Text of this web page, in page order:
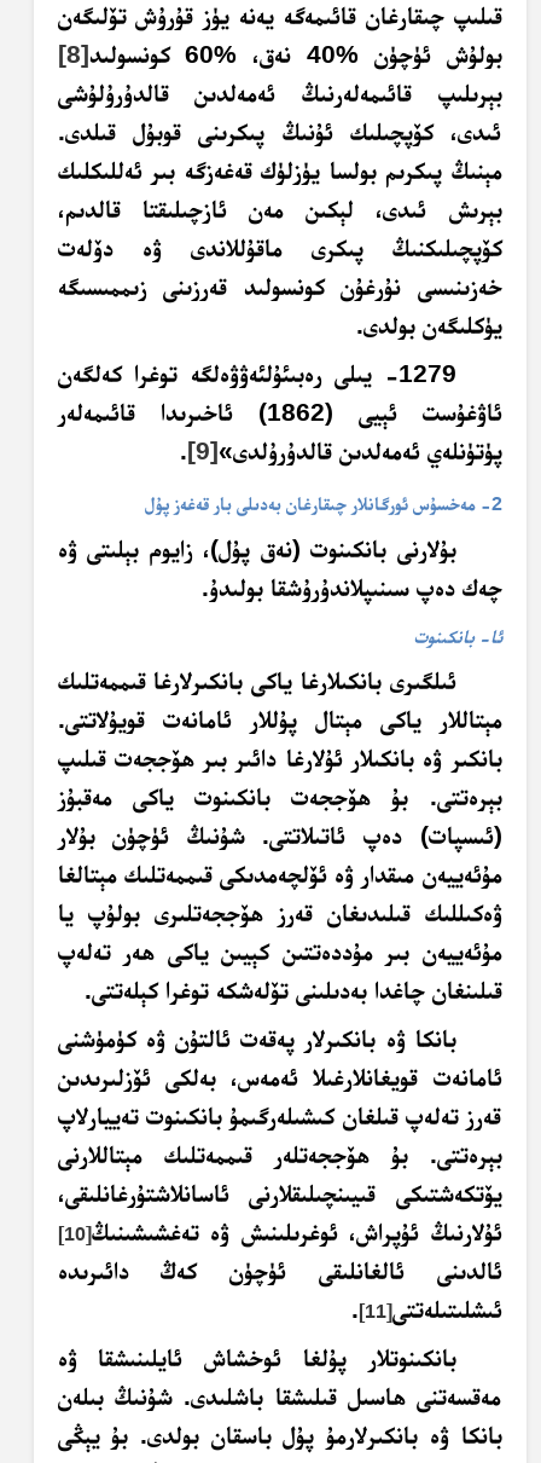
قىلىپ چىقارغان قائىمەگە يەنە يۈز قۇرۇش تۆلىگەن
بولۇش ئۈچۈن %40 نەق، %60 كونسولىد
[8]
بېرىلىپ قائىمەلەرنىڭ ئەمەلدىن قالدۇرۇلۇشى
ئىدى، كۆپچىلىك ئۇنىڭ پىكرىنى قوبۇل قىلدى.
مېنىڭ پىكرىم بولسا يۈزلۈك قەغەزگە بىر ئەللىكلىك
بېرىش ئىدى، لېكىن مەن ئازچىلىقتا قالدىم،
كۆپچىلىكنىڭ پىكرى ماقۇللاندى ۋە دۆلەت
خەزىنىسى نۇرغۇن كونسولىد قەرزىنى زىممىسىگە
يۈكلىگەن بولدى.
1279- يىلى رەبىئۇلئەۋۋەلگە توغرا كەلگەن
ئاۋغۇست ئېيى (1862) ئاخىرىدا قائىمەلەر
پۈتۈنلەي ئەمەلدىن قالدۇرۇلدى»[9]
.
2- مەخسۇس ئورگانلار چىقارغان بەدىلى بار قەغەز پۇل
بۇلارنى بانكىنوت (نەق پۇل)، زايوم بېلىتى ۋە
چەك دەپ سىنىپلاندۇرۇشقا بولىدۇ.
ئا- بانكىنوت
ئىلگىرى بانكىلارغا ياكى بانكىرلارغا قىممەتلىك
مېتاللار ياكى مېتال پۇللار ئامانەت قويۇلاتتى.
بانكىر ۋە بانكىلار ئۇلارغا دائىر بىر ھۆججەت قىلىپ
بېرەتتى. بۇ ھۆججەت بانكىنوت ياكى مەقبۇز
(ئىسپات) دەپ ئاتىلاتتى. شۇنىڭ ئۈچۈن بۇلار
مۇئەييەن مىقدار ۋە ئۆلچەمدىكى قىممەتلىك مېتالغا
ۋەكىللىك قىلىدىغان قەرز ھۆججەتلىرى بولۇپ يا
مۇئەييەن بىر مۇددەتتىن كېيىن ياكى ھەر تەلەپ
قىلىنغان چاغدا بەدىلىنى تۆلەشكە توغرا كېلەتتى.
بانكا ۋە بانكىرلار پەقەت ئالتۇن ۋە كۈمۈشنى
ئامانەت قويغانلارغىلا ئەمەس، بەلكى ئۆزلىرىدىن
قەرز تەلەپ قىلغان كىشىلەرگىمۇ بانكىنوت تەييارلاپ
بېرەتتى. بۇ ھۆججەتلەر قىممەتلىك مېتاللارنى
يۆتكەشتىكى قىيىنچىلىقلارنى ئاسانلاشتۇرغانلىقى،
ئۇلارنىڭ ئۇپراش، ئوغرىلىنىش ۋە تەغشىشىنىڭ[10]
ئالدىنى ئالغانلىقى ئۈچۈن كەڭ دائىرىدە
ئىشلىتىلەتتى[11]
.
بانكىنوتلار پۇلغا ئوخشاش ئايلىنىشقا ۋە
مەقسەتنى ھاسىل قىلىشقا باشلىدى. شۇنىڭ بىلەن
بانكا ۋە بانكىرلارمۇ پۇل باسقان بولدى. بۇ يېڭى